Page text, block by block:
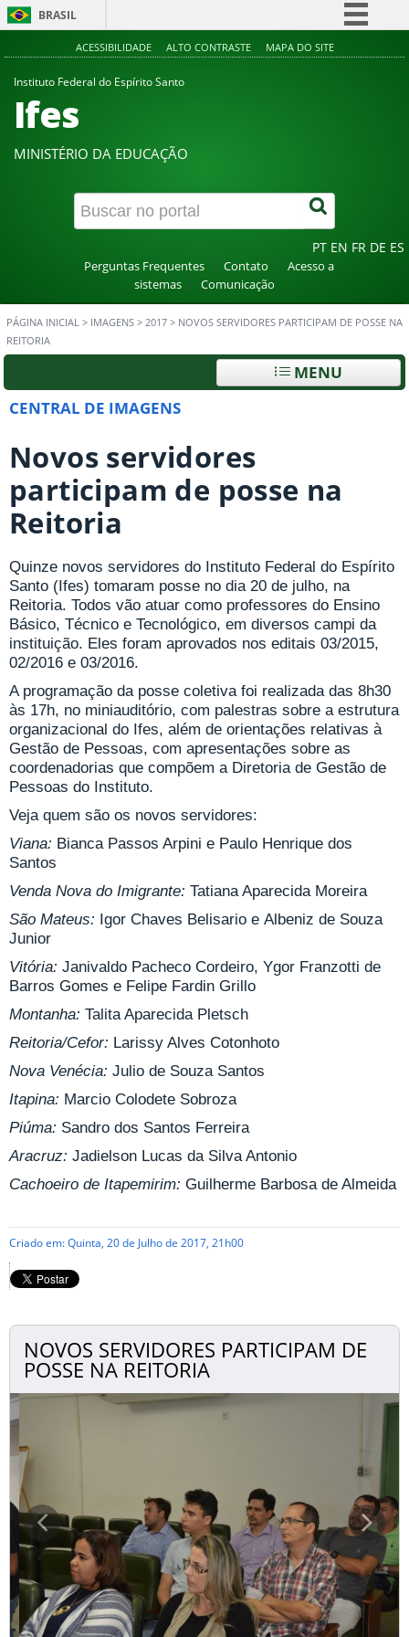
BRASIL
Simplifique!
Canais
ACESSIBILIDADE ALTO CONTRASTE MAPA DO SITE
Instituto Federal do Espírito Santo
Ifes
MINISTÉRIO DA EDUCAÇÃO
PT EN FR DE ES
Perguntas Frequentes Contato
Acesso a
sistemas
Comunicação
PÁGINA INICIAL > IMAGENS > 2017 > NOVOS SERVIDORES PARTICIPAM DE POSSE NA
REITORIA
MENU
CENTRAL DE IMAGENS
Novos servidores
participam de posse na
Reitoria
Quinze novos servidores do Instituto Federal do Espírito
Santo (Ifes) tomaram posse no dia 20 de julho, na
Reitoria. Todos vão atuar como professores do Ensino
Básico, Técnico e Tecnológico, em diversos campi da
instituição. Eles foram aprovados nos editais 03/2015,
02/2016 e 03/2016.
A programação da posse coletiva foi realizada das 8h30
às 17h, no miniauditório, com palestras sobre a estrutura
organizacional do Ifes, além de orientações relativas à
Gestão de Pessoas, com apresentações sobre as
coordenadorias que compõem a Diretoria de Gestão de
Pessoas do Instituto.
Veja quem são os novos servidores:
Viana: Bianca Passos Arpini e Paulo Henrique dos
Santos
Venda Nova do Imigrante: Tatiana Aparecida Moreira
São Mateus: Igor Chaves Belisario e Albeniz de Souza
Junior
Vitória: Janivaldo Pacheco Cordeiro, Ygor Franzotti de
Barros Gomes e Felipe Fardin Grillo
Montanha: Talita Aparecida Pletsch
Reitoria/Cefor: Larissy Alves Cotonhoto
Nova Venécia: Julio de Souza Santos
Itapina: Marcio Colodete Sobroza
Piúma: Sandro dos Santos Ferreira
Aracruz: Jadielson Lucas da Silva Antonio
Cachoeiro de Itapemirim: Guilherme Barbosa de Almeida
Criado em: Quinta, 20 de Julho de 2017, 21h00
NOVOS SERVIDORES PARTICIPAM DE
POSSE NA REITORIA